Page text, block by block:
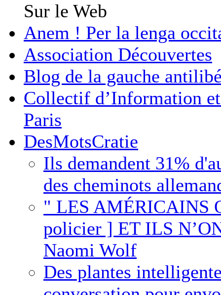
Sur le Web
Anem ! Per la lenga
Association Découvertes
Blog de la gauche
Collectif d’Information
Paris
DesMotsCratie
Ils demandent 31%
des cheminots
" LES AMÉRICAINS
policier ] ET ILS
Naomi Wolf
Des plantes